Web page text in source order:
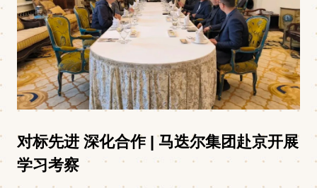
对标先进 深化合作 | 马迭尔集团赴京开展
学习考察